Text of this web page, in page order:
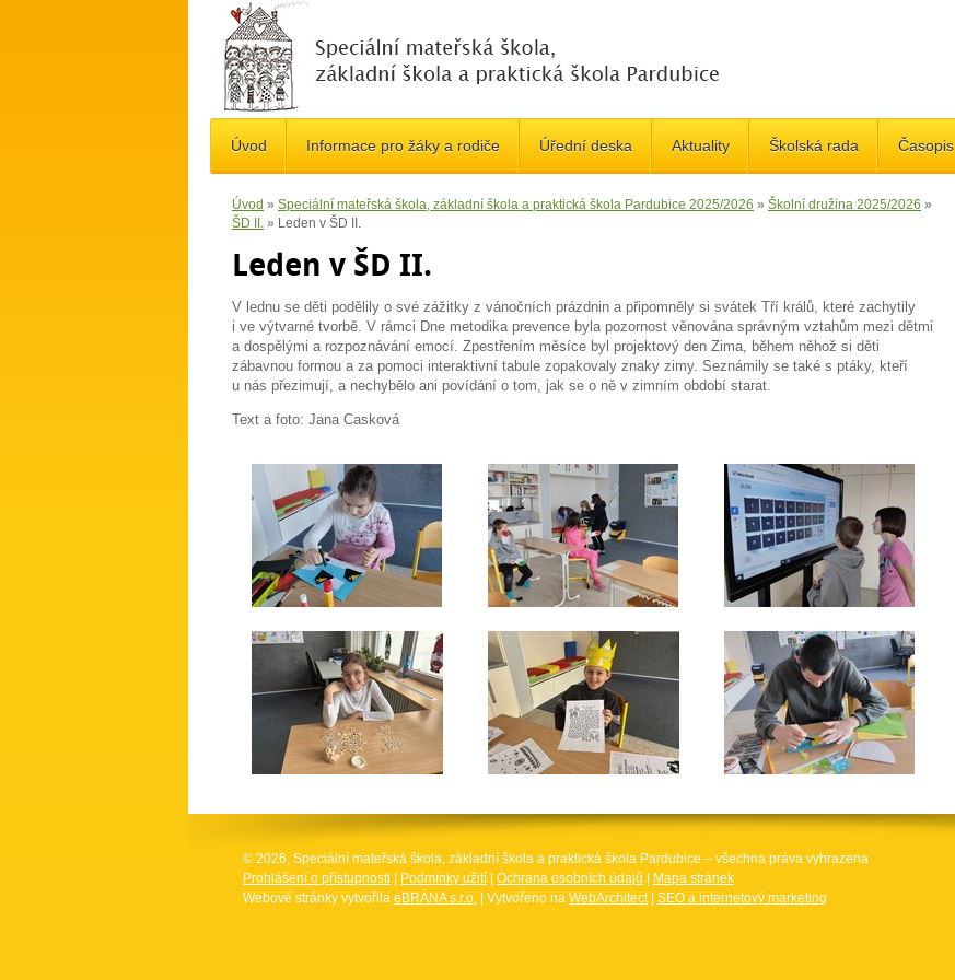
Úvod Informace pro žáky a rodiče Úřední deska Aktuality Školská rada Časopis
Úvod » Speciální mateřská škola, základní škola a praktická škola Pardubice 2025/2026 » Školní družina 2025/2026 »
ŠD II. » Leden v ŠD II.
Leden v ŠD II.
V lednu se děti podělily o své zážitky z vánočních prázdnin a připomněly si svátek Tří králů, které zachytily
i ve výtvarné tvorbě. V rámci Dne metodika prevence byla pozornost věnována správným vztahům mezi dětmi
a dospělými a rozpoznávání emocí. Zpestřením měsíce byl projektový den Zima, během něhož si děti
zábavnou formou a za pomoci interaktivní tabule zopakovaly znaky zimy. Seznámily se také s ptáky, kteří
u nás přezimují, a nechybělo ani povídání o tom, jak se o ně v zimním období starat.
Text a foto: Jana Casková
© 2026, Speciální mateřská škola, základní škola a praktická škola Pardubice – všechna práva vyhrazena
Prohlášení o přístupnosti
Podmínky užití Ochrana osobních údajů
Mapa stránek
Webové stránky vytvořila eBRÁNA s.r.o. | Vytvořeno na WebArchitect| SEO a internetový marketing